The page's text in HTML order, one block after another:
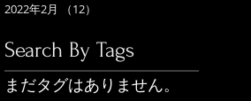
2022年2月
（12）
Search By Tags
まだタグはありません。